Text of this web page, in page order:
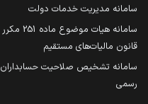
سامانه مدیریت خدمات دولت
سامانه هیات موضوع ماده 251 مکرر
قانون مالیات‌های مستقیم
سامانه تشخیص صلاحیت حسابداران
رسمی